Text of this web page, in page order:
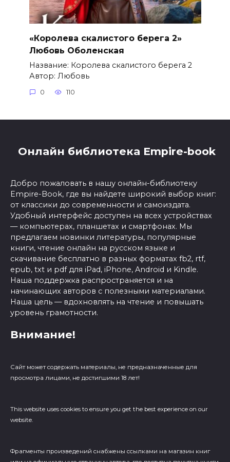
«Королева скалистого берега 2»
Любовь Оболенская
Название: Королева скалистого берега 2
Автор: Любовь
0 110
Онлайн библиотека Empire-book
Добро пожаловать в нашу онлайн-библиотеку
Empire-Book, где вы найдете широкий выбор книг:
от классики до современности и самоиздата.
Удобный интерфейс доступен на всех устройствах
— компьютерах, планшетах и смартфонах. Мы
предлагаем новинки литературы, популярные
книги, чтение онлайн на русском языке и
скачивание бесплатно в разных форматах fb2, rtf,
epub, txt и pdf для iPad, iPhone, Android и Kindle.
Наша поддержка распространяется и на
начинающих авторов с полезными материалами.
Наша цель — вдохновлять на чтение и повышать
уровень грамотности.
Внимание!
Сайт может содержать материалы, не предназначенные для
просмотра лицами, не достигшими 18 лет!
This website uses cookies to ensure you get the best experience on our
website.
Фрагменты произведений cнабжены ссылками на магазин книг